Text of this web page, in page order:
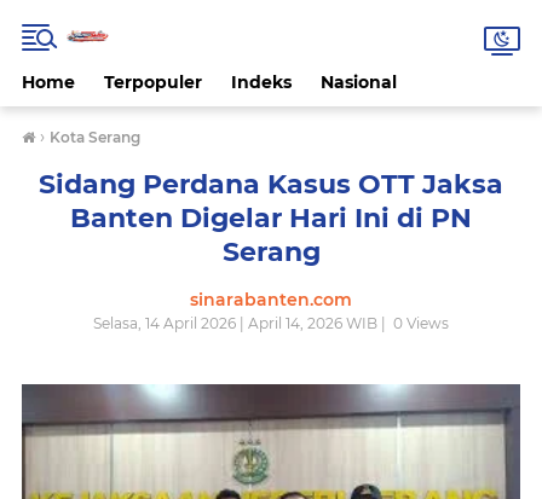
Home Terpopuler Indeks Nasional
› Kota Serang
Sidang Perdana Kasus OTT Jaksa
Banten Digelar Hari Ini di PN
Serang
sinarabanten.com
Selasa, 14 April 2026 | April 14, 2026 WIB | 0 Views